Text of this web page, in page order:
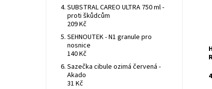
SUBSTRAL CAREO ULTRA 750 ml -
proti škůdcům
209 Kč
SEHNOUTEK - N1 granule pro
nosnice
140 Kč
Sazečka cibule ozimá červená -
Akado
31 Kč